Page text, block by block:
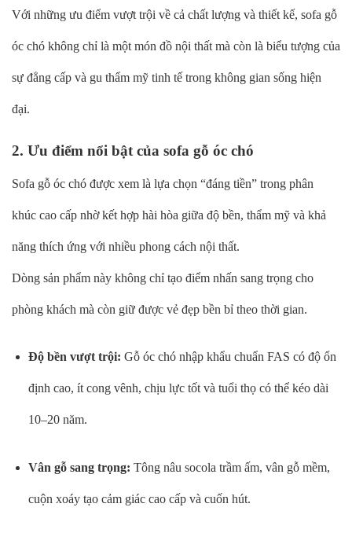
Với những ưu điểm vượt trội về cả chất lượng và thiết kế, sofa gỗ
óc chó không chỉ là một món đồ nội thất mà còn là biểu tượng của
sự đẳng cấp và gu thẩm mỹ tinh tế trong không gian sống hiện
đại.
2. Ưu điểm nổi bật của sofa gỗ óc chó
Sofa gỗ óc chó được xem là lựa chọn “đáng tiền” trong phân
khúc cao cấp nhờ kết hợp hài hòa giữa độ bền, thẩm mỹ và khả
năng thích ứng với nhiều phong cách nội thất.
Dòng sản phẩm này không chỉ tạo điểm nhấn sang trọng cho
phòng khách mà còn giữ được vẻ đẹp bền bỉ theo thời gian.
Độ bền vượt trội: Gỗ óc chó nhập khẩu chuẩn FAS có độ ổn
định cao, ít cong vênh, chịu lực tốt và tuổi thọ có thể kéo dài
10–20 năm.
Vân gỗ sang trọng: Tông nâu socola trầm ấm, vân gỗ mềm,
cuộn xoáy tạo cảm giác cao cấp và cuốn hút.